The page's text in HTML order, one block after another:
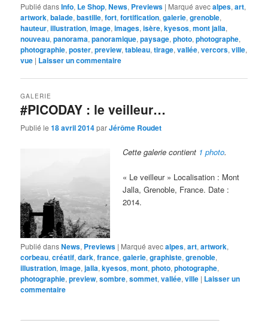
Publié dansInfo, Le Shop,News, Previews | Marqué avecalpes,art,
artwork,balade,bastille,fort,fortification,galerie,grenoble,
hauteur,illustration,image,images,isère,kyesos,mont jalla,
nouveau,panorama,panoramique,paysage,photo,photographe,
photographie,poster,preview,tableau,tirage,vallée,vercors,ville,
vue | Laisser un commentaire
#PICODAY : le veilleur…
GALERIE
Publié le18 avril 2014parJérôme Roudet
Cette galerie contient 1 photo.
« Le veilleur » Localisation : Mont
Jalla, Grenoble, France. Date :
2014.
Publié dansNews, Previews | Marqué avecalpes,art,artwork,
corbeau,créatif,dark,france,galerie,graphiste,grenoble,
illustration,image,jalla,kyesos,mont,photo,photographe,
photographie,preview,sombre,sommet,vallée,ville | Laisser un
commentaire